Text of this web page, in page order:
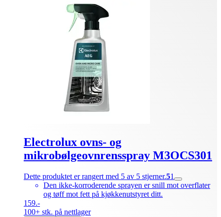
Electrolux ovns- og
mikrobølgeovnrensspray M3OCS301
Dette produktet er rangert med 5 av 5 stjerner.51
Den ikke-korroderende sprayen er snill mot overflater
og tøff mot fett på kjøkkenutstyret ditt.
159.-
100+ stk. på nettlager